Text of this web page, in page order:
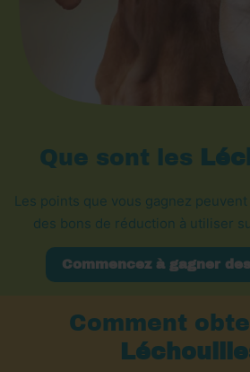
Que sont les
Les points que vous gagnez
des bons de réduction à utiliser
Commencez à gagner
Comment